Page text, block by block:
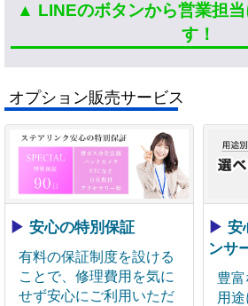
▲ LINEのボタンから営業担当
す！
オプション販売サービス
▶ 安心の特別保証
有料の保証制度を設ける
ことで、修理費用を気に
せず安心にご利用いただ
▶ 安
ンサ
豊
用